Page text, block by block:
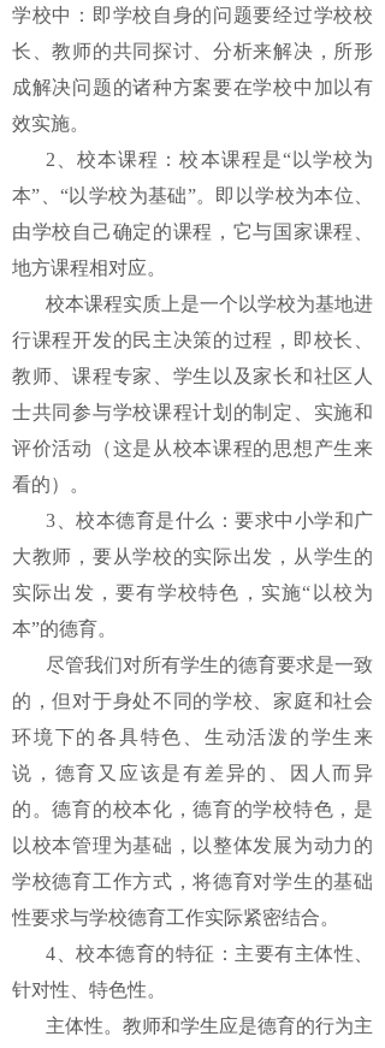
学校中：即学校自身的问题要经过学校校
长、教师的共同探讨、分析来解决，所形
成解决问题的诸种方案要在学校中加以有
效实施。
2、校本课程：校本课程是“以学校为
本”、“以学校为基础”。即以学校为本位、
由学校自己确定的课程，它与国家课程、
地方课程相对应。
校本课程实质上是一个以学校为基地进
行课程开发的民主决策的过程，即校长、
教师、课程专家、学生以及家长和社区人
士共同参与学校课程计划的制定、实施和
评价活动（这是从校本课程的思想产生来
看的）。
3、校本德育是什么：要求中小学和广
大教师，要从学校的实际出发，从学生的
实际出发，要有学校特色，实施“以校为
本”的德育。
尽管我们对所有学生的德育要求是一致
的，但对于身处不同的学校、家庭和社会
环境下的各具特色、生动活泼的学生来
说，德育又应该是有差异的、因人而异
的。德育的校本化，德育的学校特色，是
以校本管理为基础，以整体发展为动力的
学校德育工作方式，将德育对学生的基础
性要求与学校德育工作实际紧密结合。
4、校本德育的特征：主要有主体性、
针对性、特色性。
主体性。教师和学生应是德育的行为主